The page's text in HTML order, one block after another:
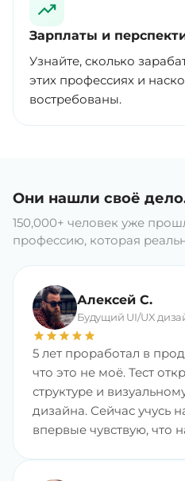
Зарплаты и
Узнайте, сколько
этих профессиях и
востребованы.
Они нашли своё
150,000+ человек уже
профессию, которая
Алексей С.
Будущий UI/UX
star star star star star
5 лет проработал в
что это не моё. Тест
структуре и
дизайна. Сейчас учусь
впервые чувствую, что